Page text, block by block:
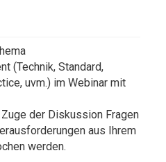
(Technik, Standard,
uvm.) im Webinar mit
der Diskussion Fragen
aus Ihrem
werden.